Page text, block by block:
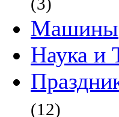
Машины
Наука и
(12)